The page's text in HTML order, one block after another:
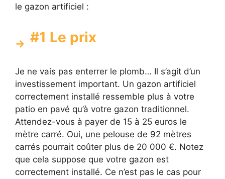
le gazon artificiel :
#1 Le prix
Je ne vais pas enterrer le plomb… Il s’agit d’un
investissement important. Un gazon artificiel
correctement installé ressemble plus à votre
patio en pavé qu’à votre gazon traditionnel.
Attendez-vous à payer de 15 à 25 euros le
mètre carré. Oui, une pelouse de 92 mètres
carrés pourrait coûter plus de 20 000 €. Notez
que cela suppose que votre gazon est
correctement installé. Ce n’est pas le cas pour